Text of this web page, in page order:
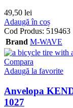
49,50 lei
Adaugă în coș
Cod Produs: 519463
Brand M-WAVE
Compara
Adaugă la favorite
Anvelopa
1027